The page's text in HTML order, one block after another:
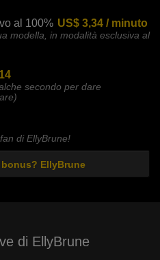
al 100% US$ 3,34 / minuto
modella, in modalità esclusiva al
secondo per dare
di EllyBrune!
EllyBrune
di EllyBrune